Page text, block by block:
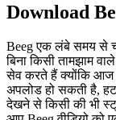
Download
Beeg एक लंबे समय से
बिना किसी तामझाम
सेव करते हैं क्योंकि आज
अपलोड हो सकती है,
देखने से किसी की भी